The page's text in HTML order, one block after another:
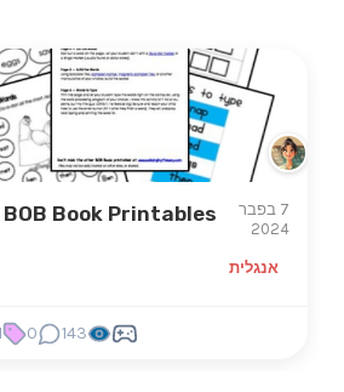
7 בפבר
2024
אנגלית
BOB Book Printables
143
0